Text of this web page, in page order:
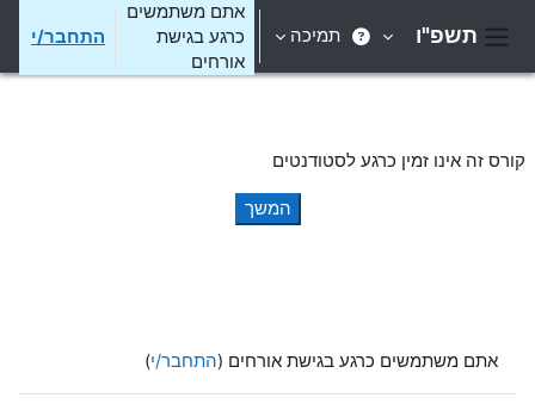
תשפ"ו תמיכה
אתם משתמשים
כרגע בגישת
אורחים
התחבר/י
קורס זה אינו זמין כרגע לסטודנטים
המשך
אתם משתמשים כרגע בגישת אורחים (התחבר/י)